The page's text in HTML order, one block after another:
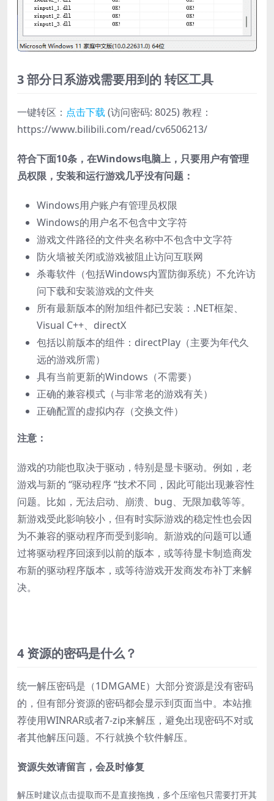
3 部分日系游戏需要用到的 转区工具
一键转区： 点击下载(访问密码: 8025) 教程：
https://www.bilibili.com/read/cv6506213/
符合下面10条，在Windows电脑上，只要用户有管理
员权限，安装和运行游戏几乎没有问题：
Windows用户账户有管理员权限
Windows的用户名不包含中文字符
游戏文件路径的文件夹名称中不包含中文字符
防火墙被关闭或游戏被阻止访问互联网
杀毒软件（包括Windows内置防御系统）不允许访
问下载和安装游戏的文件夹
所有最新版本的附加组件都已安装：.NET框架、
Visual C++、directX
包括以前版本的组件：directPlay（主要为年代久
远的游戏所需）
具有当前更新的Windows（不需要）
正确的兼容模式（与非常老的游戏有关）
正确配置的虚拟内存（交换文件）
注意：
游戏的功能也取决于驱动，特别是显卡驱动。例如，老
游戏与新的 “驱动程序 “技术不同，因此可能出现兼容性
问题。比如，无法启动、崩溃、bug、无限加载等等。
新游戏受此影响较小，但有时实际游戏的稳定性也会因
为不兼容的驱动程序而受到影响。新游戏的问题可以通
过将驱动程序回滚到以前的版本，或等待显卡制造商发
布新的驱动程序版本，或等待游戏开发商发布补丁来解
决。
4 资源的密码是什么？
统一解压密码是（1DMGAME）大部分资源是没有密码
的，但有部分资源的密码都会显示到页面当中。本站推
荐使用WINRAR或者7-zip来解压，避免出现密码不对或
者其他解压问题。不行就换个软件解压。
资源失效请留言，会及时修复
解压时建议点击提取而不是直接拖拽，多个压缩包只需要打开其中